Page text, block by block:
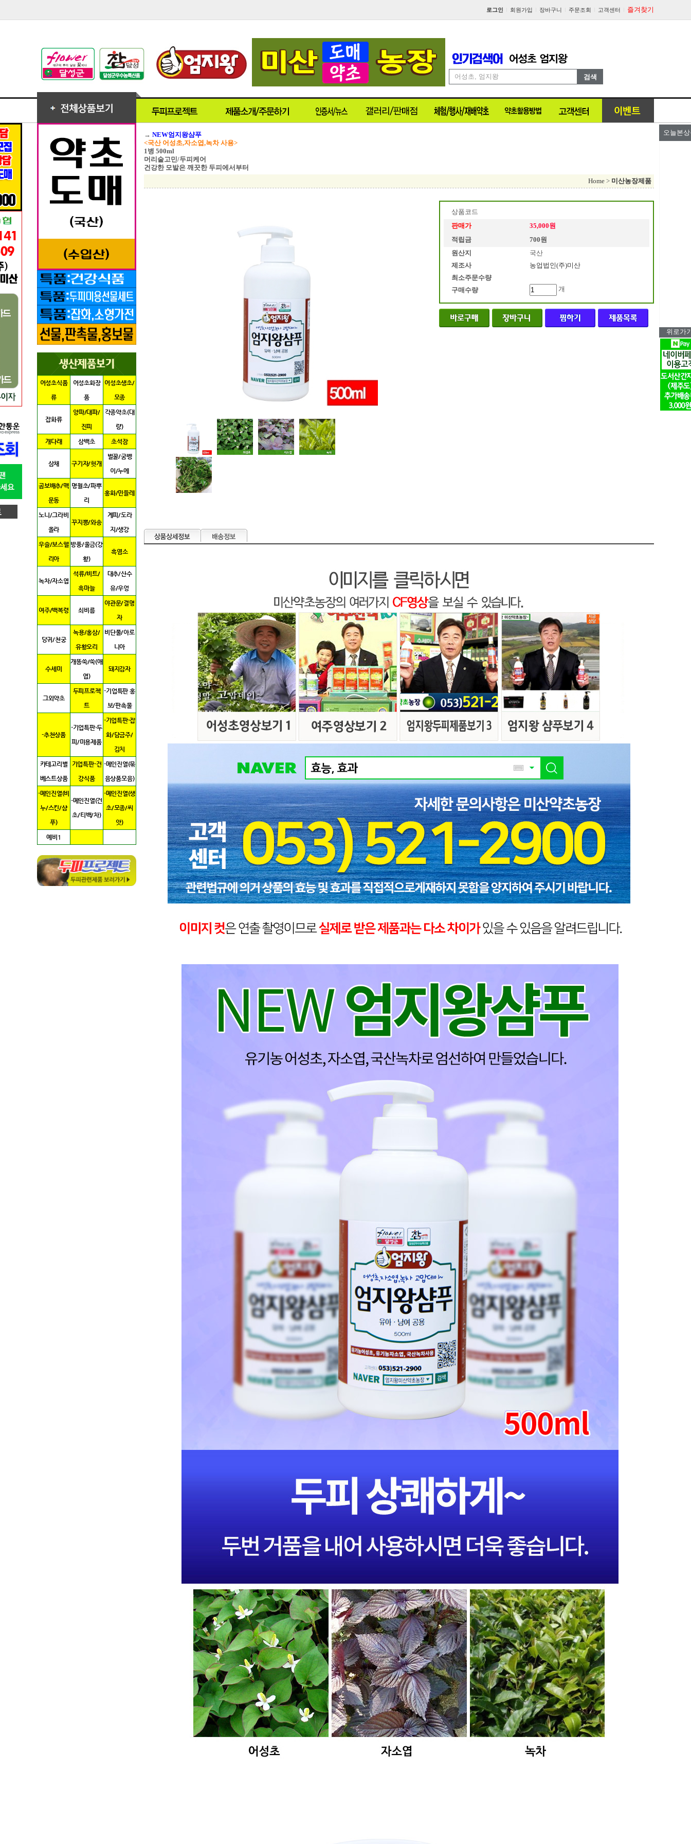
로그인 회원가입 장바구니 주문조회 고객센터 즐겨찾기
오늘본
위로가
어성초식품
류
어성초화장
품
어성초생초/
모종
잡화류
양파/대파/
진피
각종약초(대
량)
개다래 삼백초 초석잠
삼채 구기자/헛개
벌꿀/굼벵
이/누에
곰보배추/맥
문동
명월초/파뿌
리
홍화/민들레
노니/그라비
올라
꾸지뽕/와송
계피/도라
지/생강
우슬/보스웰
리아
방풍/울금(강
황)
흑염소
녹차/자소엽
석류/비트/
흑마늘
대추/산수
유/우엉
여주/백복령 쇠비름
야관문/결명
자
당귀/천궁
녹용/홍삼/
유황오리
비단풀/아로
니아
수세미
개똥쑥/쑥(애
엽)
돼지감자
그외약초
두피프로젝
트
-기업특판 홍
보/판촉물
-추천상품
-기업특판-두
피/미용제품
-기업특판-잡
화/담금주/
김치
카테고리별
베스트상품
기업특판-건
강식품
-메인진열(묶
음상품모음)
-메인진열(비
누/스킨/샴
푸)
-메인진열(건
초/티백/차)
-메인진열(생
초/모종/씨
앗)
예비1
→ NEW엄지왕샴푸
<국산 어성초,자소엽,녹차 사용>
1병 500ml
머리숱고민/두피케어
건강한 모발은 깨끗한 두피에서부터
Home > 미산농장제품
상품코드
판매가
35,000원
적립금
700원
원산지
국산
제조사
농업법인(주)미산
최소주문수량
구매수량
개